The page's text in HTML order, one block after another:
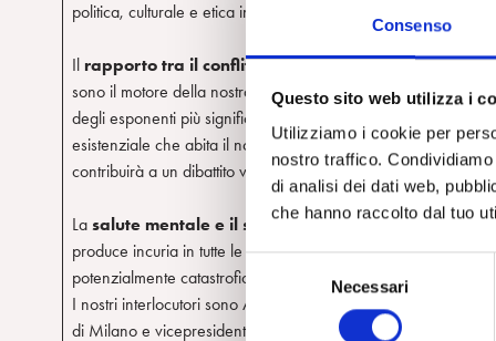
Consenso
Questo sito web utilizza i
Utilizziamo i cookie per
nostro traffico.
di analisi dei dati web,
che hanno raccolto dal tuo
Necessari
politica, culturale e etica in cui viviamo. Le tre plenarie del
Il rapporto tra il conflitto e il futuro:si può costruire il
sono il motore della nostra vita e la libertà dell’altro di
degli esponenti più significativi del “nuovo corso” della
esistenziale che abita il nostro mondo, e Di Cesare
contribuirà a un dibattito vero.
La salute mentale e il suo destino,la pericolosa
produce incuria in tutte le nostre relazioni, fa crescere un
potenzialmente catastrofico.
I nostri interlocutori sono Antonello D’Elia presidente della
di Milano e vicepresidente della Società di Epidemiologia